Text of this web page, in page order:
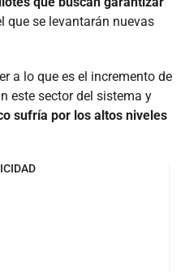
que se levantarán nuevas
a lo que es el incremento de
este sector del sistema y
sufría por los altos niveles